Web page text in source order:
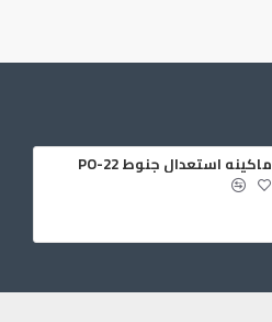
ماكينه استعدال جنوط PO-22